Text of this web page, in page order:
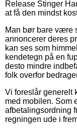
Release Stinger
at få den mindst
Man bør bare være
annoncerer deres
kan ses som
kendetegn på en
desto mindre
folk overfor
Vi foreslår generelt
med mobilen. Som
afbetalingsordning
regningen ude i